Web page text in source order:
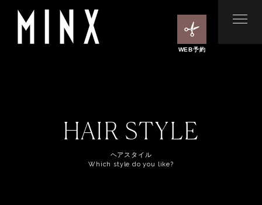
WEB予約
HAIR STYLE
ヘアスタイル
Which style do you like?